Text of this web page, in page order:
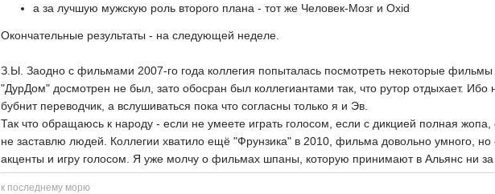
а за лучшую мужскую роль второго плана - тот же Человек-Мозг и Oxid
Окончательные результаты - на следующей неделе.
З.Ы. Заодно с фильмами 2007-го года коллегия попыталась посмотреть некоторые
"ДурДом" досмотрен не был, зато обосран был коллегиантами так, что рутор отдыхает. Ибо
бубнит переводчик, а вслушиваться пока что согласны только я и Эв.
Так что обращаюсь к народу - если не умеете играть голосом, если с дикцией полная
не заставлю людей. Коллегии хватило ещё "Фрунзика" в 2010, фильма довольно умного, но
акценты и игру голосом. Я уже молчу о фильмах шпаны, которую принимают в Альянс ни за
к последнему морю